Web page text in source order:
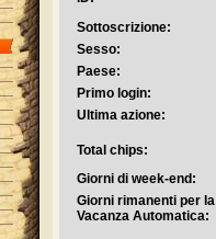
Sottoscrizione:
Sesso:
Paese:
Primo login:
Ultima azione:
Total chips:
Giorni di week-end:
Giorni rimanenti per la
Vacanza Automatica: